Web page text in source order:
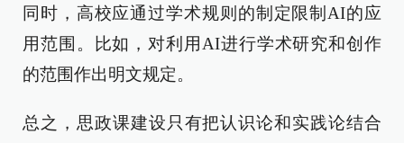
同时，高校应通过学术规则的制定限制AI的应
用范围。比如，对利用AI进行学术研究和创作
的范围作出明文规定。
总之，思政课建设只有把认识论和实践论结合